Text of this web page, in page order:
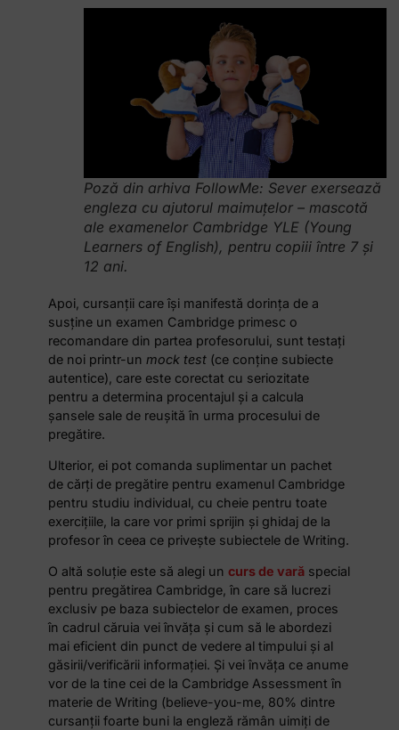
Poză din arhiva FollowMe: Sever exersează
engleza cu ajutorul maimuțelor – mascotă
ale examenelor Cambridge YLE (Young
Learners of English), pentru copiii între 7 și
12 ani.
Apoi, cursanții care își manifestă dorința de a
susține un examen Cambridge primesc o
recomandare din partea profesorului, sunt testați
de noi printr-un mock test (ce conține subiecte
autentice), care este corectat cu seriozitate
pentru a determina procentajul și a calcula
șansele sale de reușită în urma procesului de
pregătire.
Ulterior, ei pot comanda suplimentar un pachet
de cărți de pregătire pentru examenul Cambridge
pentru studiu individual, cu cheie pentru toate
exercițiile, la care vor primi sprijin și ghidaj de la
profesor în ceea ce privește subiectele de Writing.
O altă soluție este să alegi un curs de vară special
pentru pregătirea Cambridge, în care să lucrezi
exclusiv pe baza subiectelor de examen, proces
în cadrul căruia vei învăța și cum să le abordezi
mai eficient din punct de vedere al timpului și al
găsirii/verificării informației. Și vei învăța ce anume
vor de la tine cei de la Cambridge Assessment în
materie de Writing (believe-you-me, 80% dintre
cursanții foarte buni la engleză rămân uimiți de